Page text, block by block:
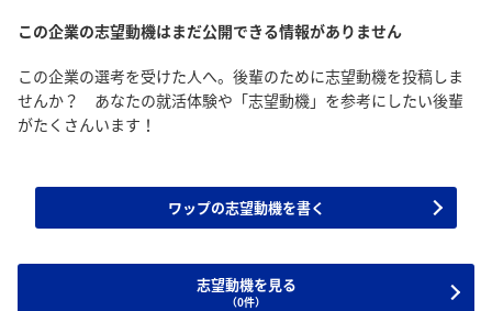
この企業の志望動機はまだ公開できる情報がありません
この企業の選考を受けた人へ。後輩のために志望動機を投稿しま
せんか？ あなたの就活体験や「志望動機」を参考にしたい後輩
がたくさんいます！
ワップの志望動機を書く
志望動機を見る
（0件）